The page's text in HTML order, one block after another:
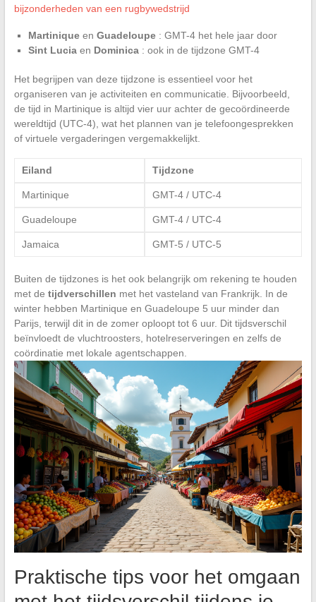
bijzonderheden van een rugbywedstrijd
Martiniqueen Guadeloupe: GMT-4 het hele jaar door
Sint Luciaen Dominica: ook in de tijdzone GMT-4
Het begrijpen van deze tijdzone is essentieel voor het
organiseren van je activiteiten en communicatie. Bijvoorbeeld,
de tijd in Martinique is altijd vier uur achter de gecoördineerde
wereldtijd (UTC-4), wat het plannen van je telefoongesprekken
of virtuele vergaderingen vergemakkelijkt.
Eiland Tijdzone
Martinique GMT-4 / UTC-4
Guadeloupe GMT-4 / UTC-4
Jamaica GMT-5 / UTC-5
Buiten de tijdzones is het ook belangrijk om rekening te houden
met de tijdverschillen met het vasteland van Frankrijk. In de
winter hebben Martinique en Guadeloupe 5 uur minder dan
Parijs, terwijl dit in de zomer oploopt tot 6 uur. Dit tijdsverschil
beïnvloedt de vluchtroosters, hotelreserveringen en zelfs de
coördinatie met lokale agentschappen.
Praktische tips voor het omgaan